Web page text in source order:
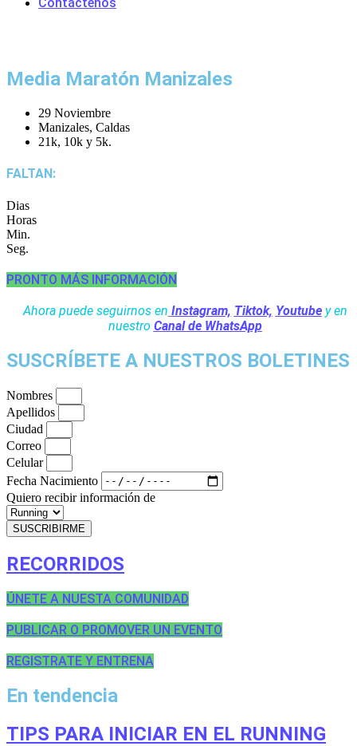
Media Maratón Manizales
29 Noviembre
Manizales, Caldas
21k, 10k y 5k.
FALTAN:
Dias
Horas
Min.
Seg.
PRONTO MÁS INFORMACIÓN
Ahora puede seguirnos en Instagram, Tiktok, Youtubey en
nuestro Canal de WhatsApp
SUSCRÍBETE A NUESTROS BOLETINES
Nombres
Apellidos
Ciudad
Correo
Celular
Fecha Nacimiento
Quiero recibir información de
SUSCRIBIRME
RECORRIDOS
ÚNETE A NUESTA COMUNIDAD
PUBLICAR O PROMOVER UN EVENTO
REGISTRATE Y ENTRENA
En tendencia
TIPS PARA INICIAR EN EL RUNNING